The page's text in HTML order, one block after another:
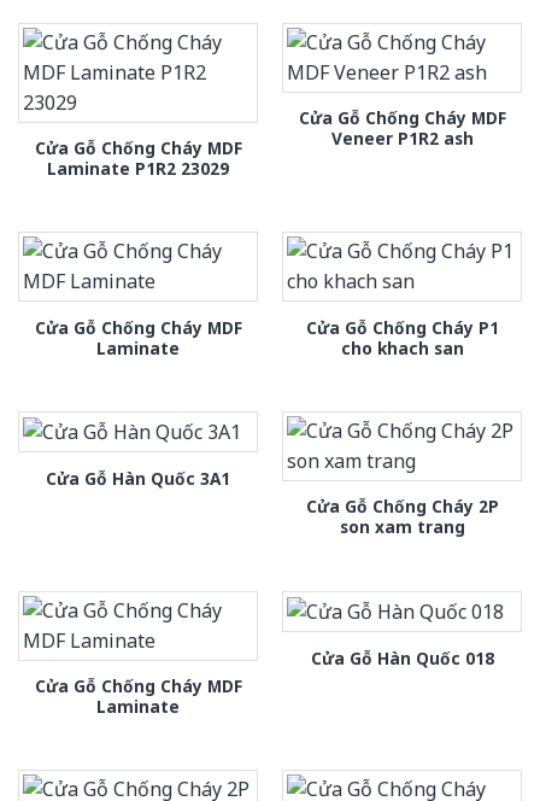
Cửa Gỗ Chống Cháy MDF
Laminate P1R2 23029
Cửa Gỗ Chống Cháy MDF
Veneer P1R2 ash
Cửa Gỗ Chống Cháy MDF
Laminate
Cửa Gỗ Chống Cháy P1
cho khach san
Cửa Gỗ Hàn Quốc 3A1
Cửa Gỗ Chống Cháy 2P
son xam trang
Cửa Gỗ Chống Cháy MDF
Laminate
Cửa Gỗ Hàn Quốc 018